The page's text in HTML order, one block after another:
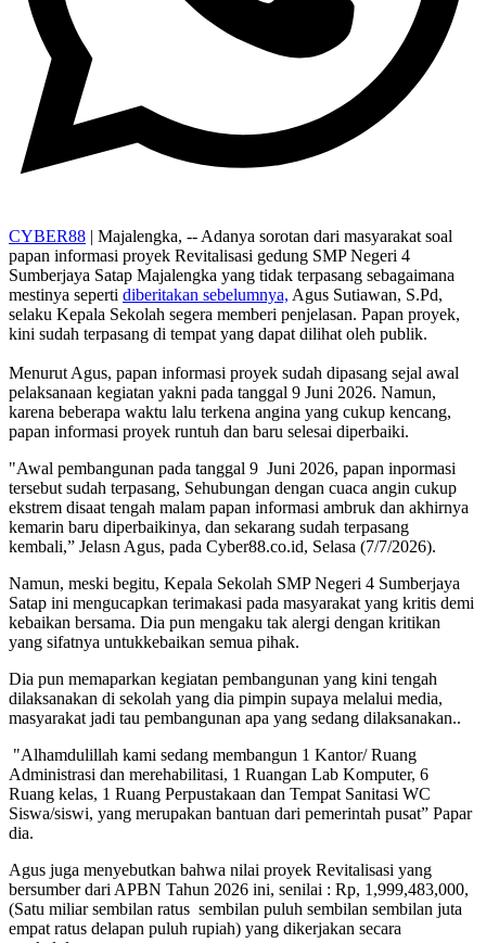
CYBER88 | Majalengka, -- Adanya sorotan dari masyarakat soal
papan informasi proyek Revitalisasi gedung SMP Negeri 4
Sumberjaya Satap Majalengka yang tidak terpasang sebagaimana
mestinya seperti diberitakan sebelumnya, Agus Sutiawan, S.Pd,
selaku Kepala Sekolah segera memberi penjelasan. Papan proyek,
kini sudah terpasang di tempat yang dapat dilihat oleh publik.
Menurut Agus, papan informasi proyek sudah dipasang sejal awal
pelaksanaan kegiatan yakni pada tanggal 9 Juni 2026. Namun,
karena beberapa waktu lalu terkena angina yang cukup kencang,
papan informasi proyek runtuh dan baru selesai diperbaiki.
"Awal pembangunan pada tanggal 9 Juni 2026, papan inpormasi
tersebut sudah terpasang, Sehubungan dengan cuaca angin cukup
ekstrem disaat tengah malam papan informasi ambruk dan akhirnya
kemarin baru diperbaikinya, dan sekarang sudah terpasang
kembali,” Jelasn Agus, pada Cyber88.co.id, Selasa (7/7/2026).
Namun, meski begitu, Kepala Sekolah SMP Negeri 4 Sumberjaya
Satap ini mengucapkan terimakasi pada masyarakat yang kritis demi
kebaikan bersama. Dia pun mengaku tak alergi dengan kritikan
yang sifatnya untukkebaikan semua pihak.
Dia pun memaparkan kegiatan pembangunan yang kini tengah
dilaksanakan di sekolah yang dia pimpin supaya melalui media,
masyarakat jadi tau pembangunan apa yang sedang dilaksanakan..
"Alhamdulillah kami sedang membangun 1 Kantor/ Ruang
Administrasi dan merehabilitasi, 1 Ruangan Lab Komputer, 6
Ruang kelas, 1 Ruang Perpustakaan dan Tempat Sanitasi WC
Siswa/siswi, yang merupakan bantuan dari pemerintah pusat” Papar
dia.
Agus juga menyebutkan bahwa nilai proyek Revitalisasi yang
bersumber dari APBN Tahun 2026 ini, senilai : Rp, 1,999,483,000,
(Satu miliar sembilan ratus sembilan puluh sembilan sembilan juta
empat ratus delapan puluh rupiah) yang dikerjakan secara